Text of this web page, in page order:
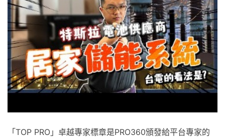
「TOP PRO」卓越專家標章是PRO360頒發給平台專家的